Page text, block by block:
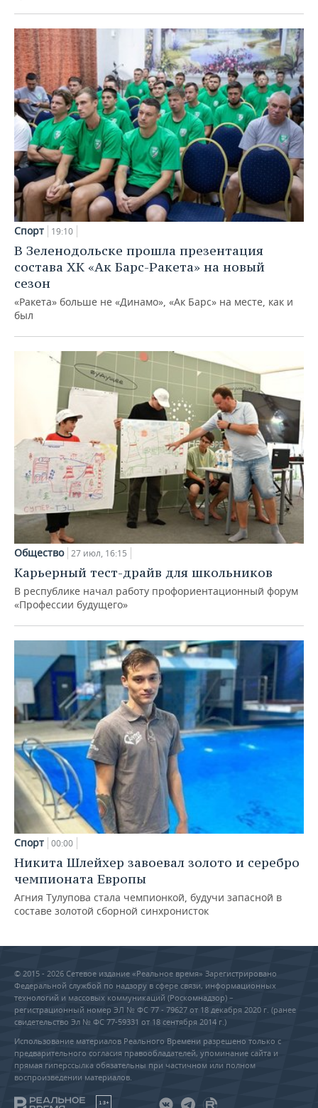
Спорт 19:10
В Зеленодольске прошла презентация
состава ХК «Ак Барс-Ракета» на новый
сезон
«Ракета» больше не «Динамо», «Ак Барс» на месте, как и
был
Общество 27 июл, 16:15
Карьерный тест-драйв для школьников
В республике начал работу профориентационный форум
«Профессии будущего»
Спорт 00:00
Никита Шлейхер завоевал золото и серебро
чемпионата Европы
Агния Тулупова стала чемпионкой, будучи запасной в
составе золотой сборной синхронисток
© 2015 - 2026 Сетевое издание «Реальное время» Зарегистрировано
Федеральной службой по надзору в сфере связи, информационных
технологий и массовых коммуникаций (Роскомнадзор) –
регистрационный номер ЭЛ № ФС 77 - 79627 от 18 декабря 2020 г. (ранее
свидетельство Эл № ФС 77-59331 от 18 сентября 2014 г.)
Использование материалов Реального Времени разрешено только с
предварительного согласия правообладателей, упоминание сайта и
прямая гиперссылка обязательны при частичном или полном
воспроизведении материалов.
18+